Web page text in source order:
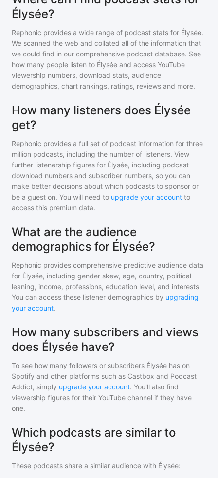
Élysée?
Rephonic provides a wide range of podcast stats for Élysée.
We scanned the web and collated all of the information that
we could find in our comprehensive podcast database. See
how many people listen to Élysée and access YouTube
viewership numbers, download stats, audience
demographics, chart rankings, ratings, reviews and more.
How many listeners does Élysée
get?
Rephonic provides a full set of podcast information for three
million podcasts, including the number of listeners. View
further listenership figures for Élysée, including podcast
download numbers and subscriber numbers, so you can
make better decisions about which podcasts to sponsor or
be a guest on. You will need to upgrade your account to
access this premium data.
What are the audience
demographics for Élysée?
Rephonic provides comprehensive predictive audience data
for Élysée, including gender skew, age, country, political
leaning, income, professions, education level, and interests.
You can access these listener demographics by upgrading
your account.
How many subscribers and views
does Élysée have?
To see how many followers or subscribers Élysée has on
Spotify and other platforms such as Castbox and Podcast
Addict, simply upgrade your account. You'll also find
viewership figures for their YouTube channel if they have
one.
Which podcasts are similar to
Élysée?
These podcasts share a similar audience with Élysée: